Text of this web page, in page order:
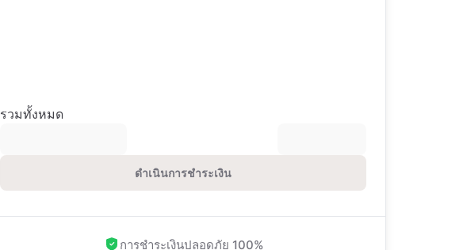
รวมทั้งหมด
ดำเนินการชำระเงิน
การชำระเงินปลอดภัย 100%